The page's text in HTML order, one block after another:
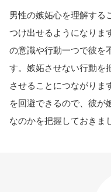
男性の嫉妬心を理解する
つけ出せるようになりま
の意識や行動一つで彼を
す。嫉妬させない行動を
させることにつながりま
を回避できるので、彼が
なのかを把握しておきま